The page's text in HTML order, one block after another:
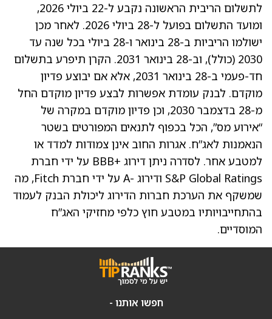
לתשלום הריבית הראשונה נקבע ל-22 ביולי 2026,
ומועד התשלום בפועל ל-28 ביולי 2026. לאחר מכן
ישולמו הריביות ב-28 בינואר ו-28 ביולי בכל שנה עד
2030 (כולל), וב-28 בינואר 2031. הקרן תיפרע בתשלום
חד-פעמי ב-28 בינואר 2031, אלא אם יבוצע פדיון
מוקדם. לבנק עומדת אפשרות לבצע פדיון מוקדם החל
מ-28 בדצמבר 2030, וכן פדיון מוקדם במקרה של
“אירוע מס”, הכל בכפוף לתנאים המפורטים בשטר
הנאמנות לאג”ח. אגרות החוב אינן צמודות למדד או
למטבע אחר. לסדרה ניתן דירוג +BBB על ידי חברת
S&P Global Ratings ודירוג -A על ידי חברת Fitch, מה
שמשקף את הערכת חברות הדירוג ליכולת הבנק לעמוד
בהתחייבויותיו במטבע חוץ כלפי מחזיקי האג”ח
המוסדיים.
חפשו אותנו -